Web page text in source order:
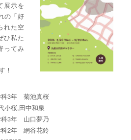
展示を
の「好
れた空
ひ私た
ってみ
！
科3年 菊池真桜
小桜,田中和泉
科3年 山口夢乃
科2年 網谷花鈴